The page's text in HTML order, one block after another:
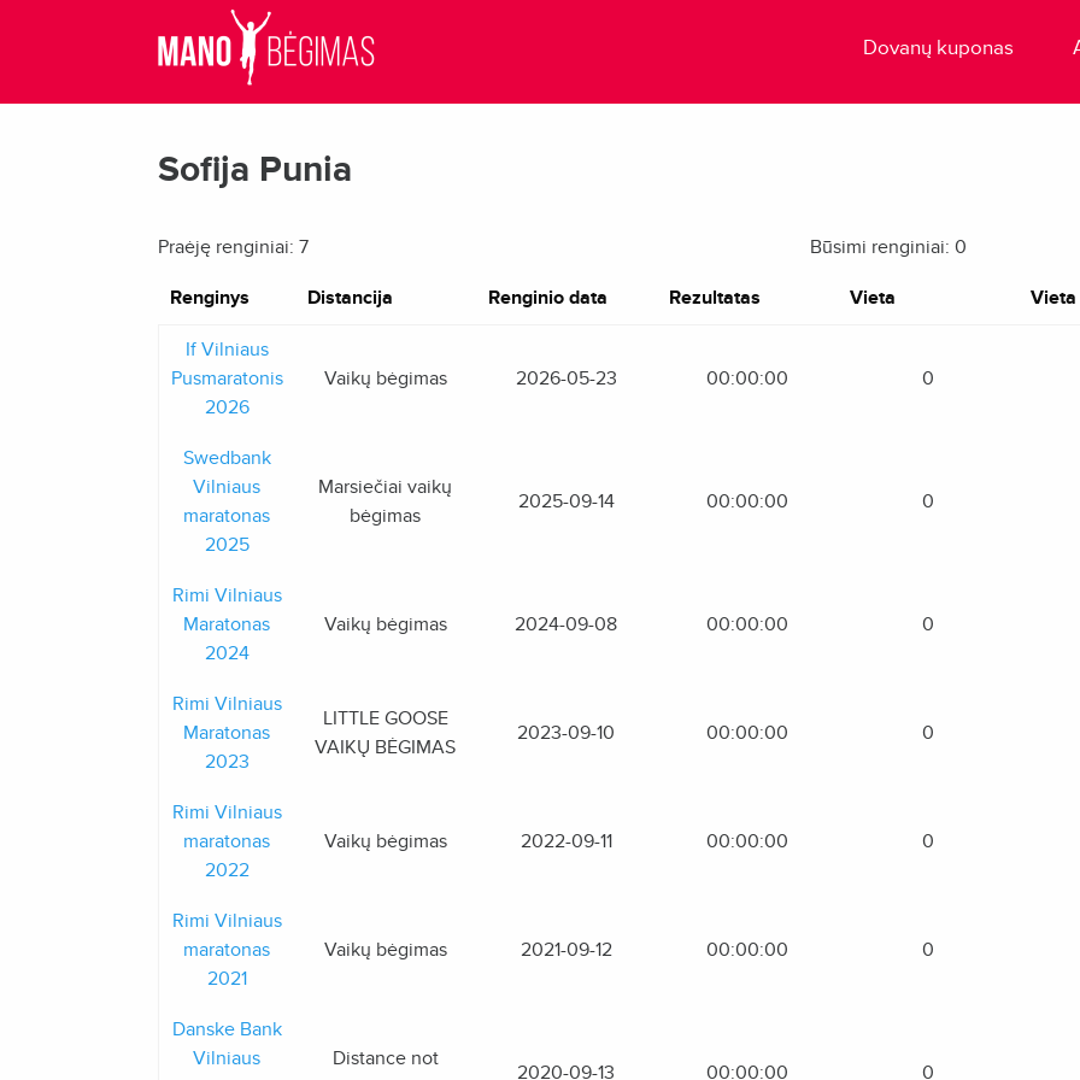
Dovanų kuponas
Sofija Punia
Praėję renginiai: 7 Būsimi renginiai: 0
Renginys Distancija Renginio data Rezultatas Vieta
If Vilniaus
Pusmaratonis
2026
Vaikų bėgimas 2026-05-23 00:00:00 0
Swedbank
Vilniaus
maratonas
2025
Marsiečiai vaikų
bėgimas
2025-09-14 00:00:00 0
Rimi Vilniaus
Maratonas
2024
Vaikų bėgimas 2024-09-08 00:00:00 0
Rimi Vilniaus
Maratonas
2023
LITTLE GOOSE
VAIKŲ BĖGIMAS
2023-09-10 00:00:00 0
Rimi Vilniaus
maratonas
2022
Vaikų bėgimas 2022-09-11 00:00:00 0
Rimi Vilniaus
maratonas
2021
Vaikų bėgimas 2021-09-12 00:00:00 0
Danske Bank
Vilniaus
Distance not
2020-09-13 00:00:00 0